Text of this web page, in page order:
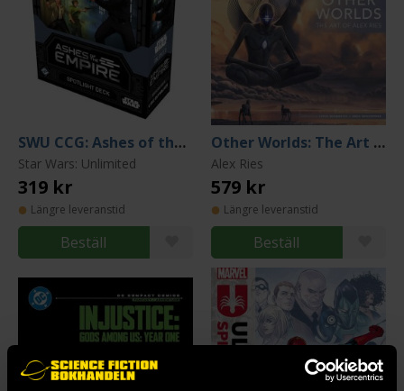
SWU CCG: Ashes of the Empire - Luke Skywalker Spotlight Deck
Star Wars: Unlimited
319 kr
Längre leveranstid
Beställ
Other Worlds: The Art of Alex Ries
Alex Ries
579 kr
Längre leveranstid
Beställ